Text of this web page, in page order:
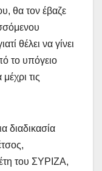
θα τον έβαζε
θέλει να γίνει
το υπόγειο
τις
διαδικασία
του ΣΥΡΙΖΑ,